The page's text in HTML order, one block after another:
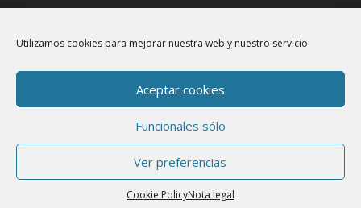
Utilizamos cookies para mejorar nuestra web y nuestro servicio
Aceptar cookies
Funcionales sólo
Ver preferencias
Cookie PolicyNota legal